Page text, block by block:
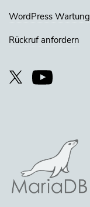
WordPress Wartung
Rückruf anfordern